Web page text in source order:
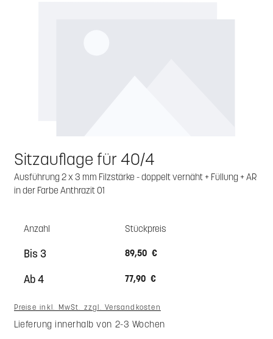
Sitzauflage für 40/4
Ausführung 2 x 3 mm Filzstärke - doppelt vernäht + Füllung + AR
in der Farbe Anthrazit 01
Anzahl Stückpreis
Bis 3 89,50 €
Ab4 77,90 €
Preise inkl. MwSt. zzgl. Versandkosten
Lieferung innerhalb von 2-3 Wochen